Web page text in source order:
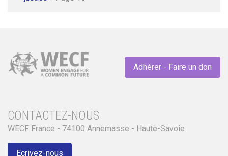
Adhérer - Faire un don
CONTACTEZ-NOUS
WECF France - 74100 Annemasse - Haute-Savoie
Ecrivez-nous